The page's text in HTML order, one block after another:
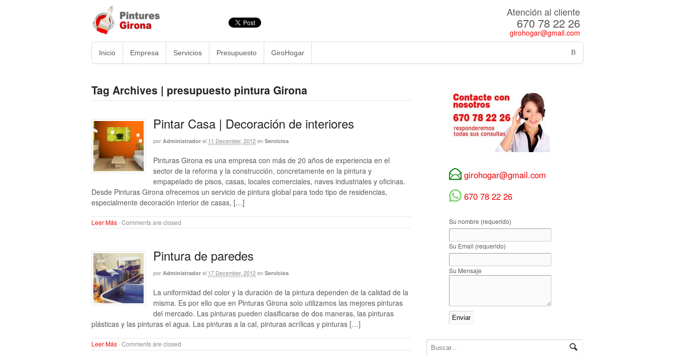
Atención al cliente
670 78 22 26
girohogar@gmail.com
Inicio Empresa Servicios Presupuesto GiroHogar
Tag Archives | presupuesto pintura Girona
Pintar Casa | Decoración de interiores
por Administrador el 11 December, 2012en Servicios
Pinturas Girona es una empresa con más de 20 años de experiencia en el
sector de la reforma y la construcción, concretamente en la pintura y
empapelado de pisos, casas, locales comerciales, naves industriales y oficinas.
Desde Pinturas Girona ofrecemos un servicio de pintura global para todo tipo de residencias,
especialmente decoración interior de casas, […]
Leer Más · Comments are closed
Pintura de paredes
por Administrador el 17 December, 2012en Servicios
La uniformidad del color y la duración de la pintura dependen de la calidad de la
misma. Es por ello que en Pinturas Girona solo utilizamos las mejores pinturas
del mercado. Las pinturas pueden clasificarse de dos maneras, las pinturas
plásticas y las pinturas el agua. Las pinturas a la cal, pinturas acrílicas y pinturas […]
Leer Más · Comments are closed
girohogar@gmail.com
670 78 22 26
Su nombre (requerido)
Su Email (requerido)
Su Mensaje